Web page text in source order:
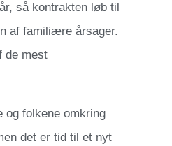
så kontrakten løb til
af familiære årsager.
de mest
folkene omkring
det er tid til et nyt